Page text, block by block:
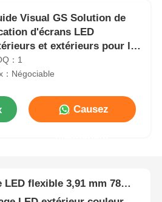
Visual GS Solution de
d'écrans LED
et extérieurs pour les
de musique
：1
：Négociable
Causez
Panneau d'affichage numérique LED couleur complète de secours haute luminosité P2.9 7680Hz